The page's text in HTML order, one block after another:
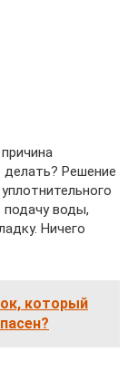
делать? Решение
подачу воды,
Ничего
который